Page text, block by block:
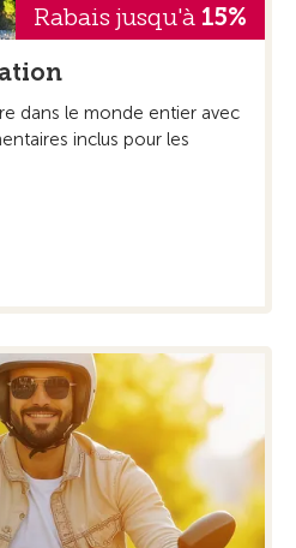
Rabais jusqu'à 15%
dans le monde entier avec
inclus pour les